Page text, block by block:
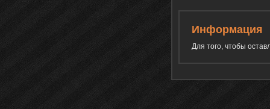
Информация
Для того, чтобы